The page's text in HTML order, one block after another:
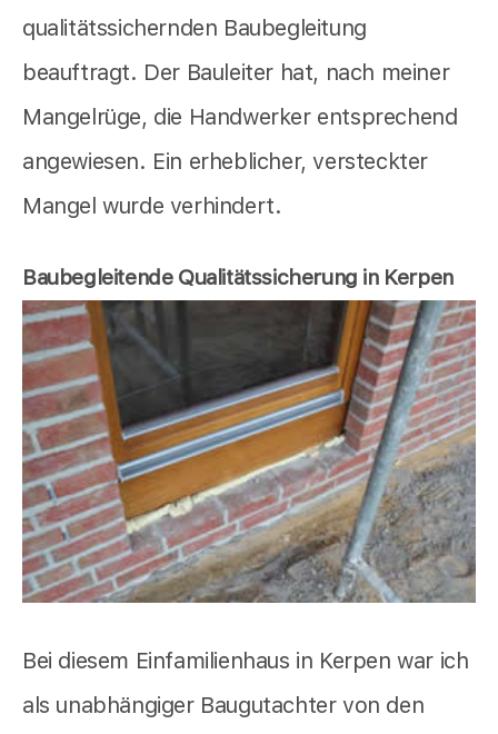
qualitätssichernden Baubegleitung
beauftragt. Der Bauleiter hat, nach meiner
Mangelrüge, die Handwerker entsprechend
angewiesen. Ein erheblicher, versteckter
Mangel wurde verhindert.
Baubegleitende Qualitätssicherung in Kerpen
Bei diesem Einfamilienhaus in Kerpen war ich
als unabhängiger Baugutachter von den